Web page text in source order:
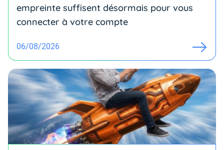
empreinte suffisent désormais pour vous
connecter à votre compte
06/08/2026